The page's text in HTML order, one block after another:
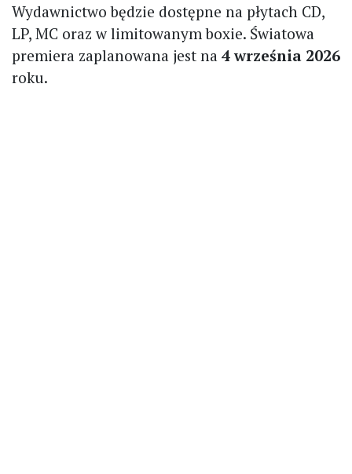
Wydawnictwo będzie dostępne na płytach CD,
LP, MC oraz w limitowanym boxie. Światowa
premiera zaplanowana jest na 4 września 2026
roku.